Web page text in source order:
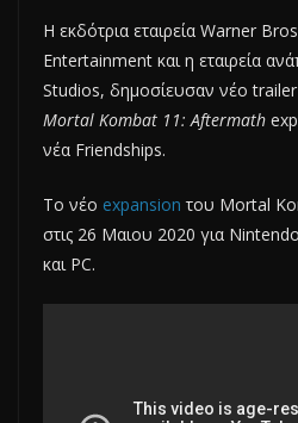
Η εκδότρια εταιρεία Warner
Entertainment και η εταιρεία
Studios, δημοσίευσαν νέο
Mortal Kombat 11: Aftermath
νέα Friendships.
Το νέο expansion του Mortal
στις 26 Μαιου 2020 για
και PC.